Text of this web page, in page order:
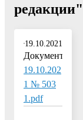
редакции"
19.10.2021
Документ:
19.10.202
1 № 503
1.pdf